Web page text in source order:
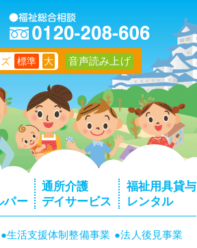
標準 大 音声読み上げ
パー
通所介護
デイサービス
福祉用具貸与
レンタル
●生活支援体制整備事業 ●法人後見事業